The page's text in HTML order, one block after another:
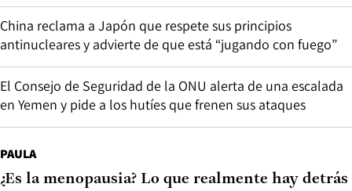
China reclama a Japón que respete sus principios
antinucleares y advierte de que está “jugando con fuego”
El Consejo de Seguridad de la ONU alerta de una escalada
en Yemen y pide a los hutíes que frenen sus ataques
PAULA
¿Es la menopausia? Lo que realmente hay detrás